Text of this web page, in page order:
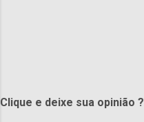
Clique e deixe sua opinião ?